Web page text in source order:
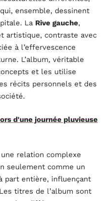
ensemble, dessinent
La Rive gauche,
artistique, contraste avec
à l’effervescence
L’album, véritable
et les utilise
récits personnels et des
d'une journée pluvieuse
relation complexe
seulement comme un
part entière, influençant
titres de l’album sont